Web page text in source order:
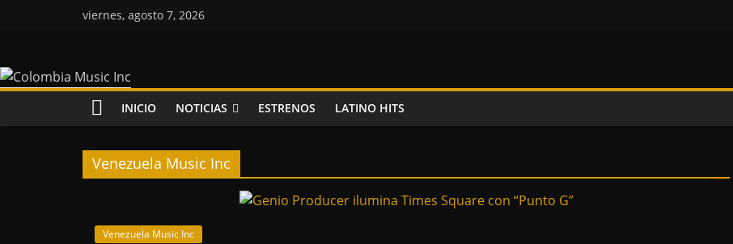
viernes, agosto 7, 2026
Colombia
Music
Inc
Inc
INICIO NOTICIAS ESTRENOS LATINO HITS
Venezuela Music Inc
Venezuela Music Inc